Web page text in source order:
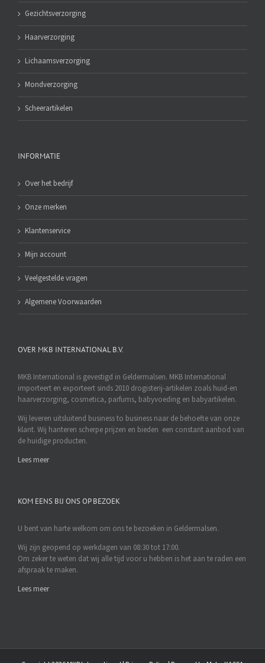
Gezichtsverzorging
Haarverzorging
Lichaamsverzorging
Mondverzorging
Scheerartikelen
INFORMATIE
Over het bedrijf
Onze merken
Klantenservice
Mijn account
Veelgestelde vragen
Algemene Voorwaarden
OVER MKB INTERNATIONAL B.V.
MKB International is gevestigd in Geldermalsen. MKB International
importeert en exporteert sinds 2010 drogisterij-artikelen zoals huid-en
haarverzorging, cosmetica, parfums, babyvoeding en babyartikelen.
Wij leveren uitsluitend business to business naar de behoefte van onze
klant. Wij hanteren scherpe prijzen en bieden een constant aanbod van
de huidige producten.
Lees meer
KOM EENS BIJ ONS OP BEZOEK
U bent van harte welkom om ons te bezoeken in Geldermalsen.
Wij zijn geopend op werkdagen van 08:30 tot 17:00.
Om zeker te weten dat wij alle tijd voor u hebben is het aan te raden een
afspraak te maken.
Lees meer